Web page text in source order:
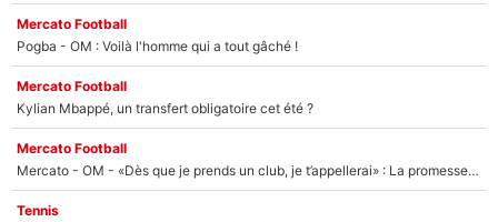
Mercato Football
Pogba - OM : Voilà l'homme qui a tout gâché !
Mercato Football
Kylian Mbappé, un transfert obligatoire cet été ?
Mercato Football
Mercato - OM - «Dès que je prends un club, je t’appellerai» : La promesse de Marcelino au moment de claquer la porte
Tennis